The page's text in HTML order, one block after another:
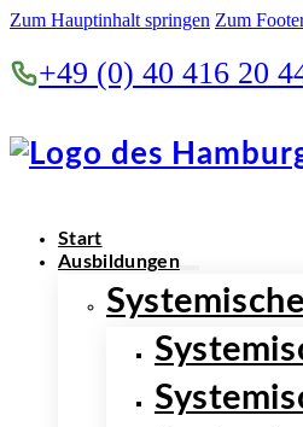
Zum Hauptinhalt springen Zum
+49 (0) 40 416 20
Start
Ausbildungen